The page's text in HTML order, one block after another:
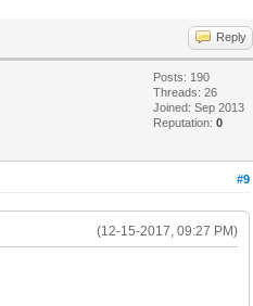
Reply
Posts: 190
Threads: 26
Joined: Sep 2013
Reputation:0
#9
(12-15-2017, 09:27 PM)